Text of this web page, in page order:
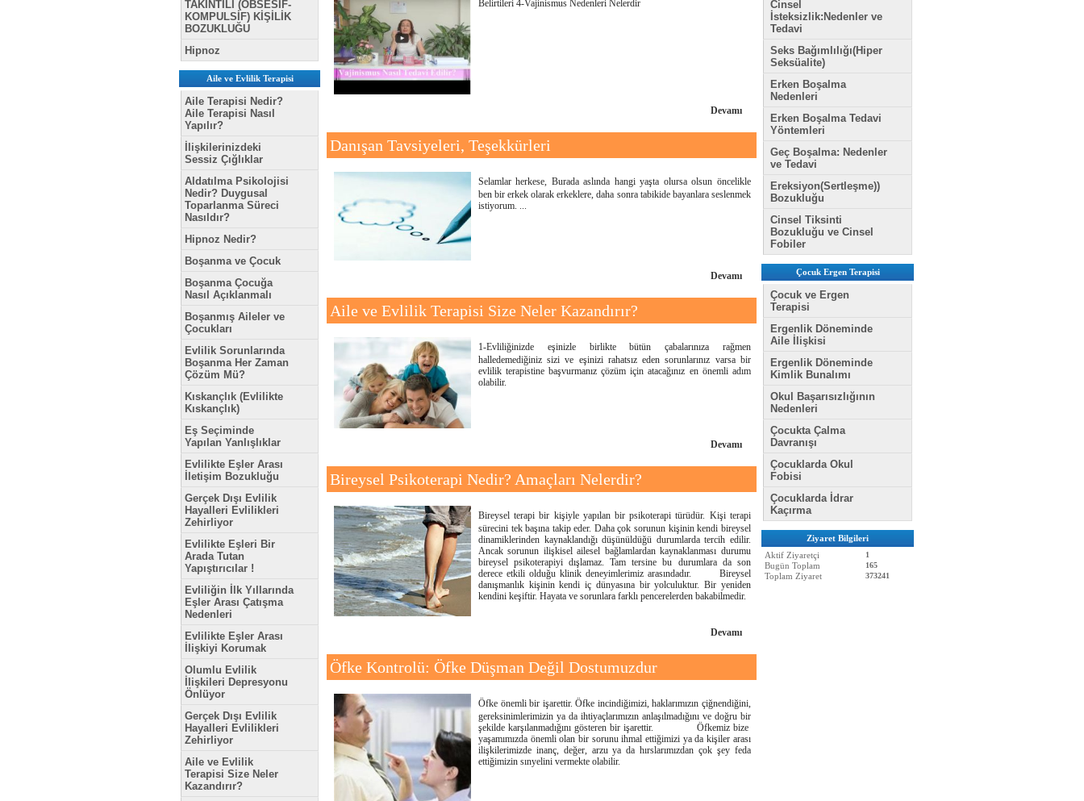
TAKINTILI (OBSESİF-
KOMPULSİF) KİŞİLİK
BOZUKLUĞU
Hipnoz
Aile ve Evlilik Terapisi
Aile Terapisi Nedir?
Aile Terapisi Nasıl
Yapılır?
İlişkilerinizdeki
Sessiz Çığlıklar
Aldatılma Psikolojisi
Nedir? Duygusal
Toparlanma Süreci
Nasıldır?
Hipnoz Nedir?
Boşanma ve Çocuk
Boşanma Çocuğa
Nasıl Açıklanmalı
Boşanmış Aileler ve
Çocukları
Evlilik Sorunlarında
Boşanma Her Zaman
Çözüm Mü?
Kıskançlık (Evlilikte
Kıskançlık)
Eş Seçiminde
Yapılan Yanlışlıklar
Evlilikte Eşler Arası
İletişim Bozukluğu
Gerçek Dışı Evlilik
Hayalleri Evlilikleri
Zehirliyor
Evlilikte Eşleri Bir
Arada Tutan
Yapıştırıcılar !
Evliliğin İlk Yıllarında
Eşler Arası Çatışma
Nedenleri
Evlilikte Eşler Arası
İlişkiyi Korumak
Olumlu Evlilik
İlişkileri Depresyonu
Önlüyor
Gerçek Dışı Evlilik
Hayalleri Evlilikleri
Zehirliyor
Aile ve Evlilik
Terapisi Size Neler
Kazandırır?
Belirtileri 4-Vajinismus Nedenleri Nelerdir
Devamı
Danışan Tavsiyeleri, Teşekkürleri
Selamlar herkese, Burada aslında hangi yaşta olursa olsun öncelikle
ben bir erkek olarak erkeklere, daha sonra tabikide bayanlara seslenmek
istiyorum. ...
Devamı
Aile ve Evlilik Terapisi Size Neler Kazandırır?
1-Evliliğinizde eşinizle birlikte bütün çabalarınıza rağmen
halledemediğiniz sizi ve eşinizi rahatsız eden sorunlarınız varsa bir
evlilik terapistine başvurmanız çözüm için atacağınız en önemli adım
olabilir.
Devamı
Bireysel Psikoterapi Nedir? Amaçları Nelerdir?
Bireysel terapi bir kişiyle yapılan bir psikoterapi türüdür. Kişi terapi
sürecini tek başına takip eder. Daha çok sorunun kişinin kendi bireysel
dinamiklerinden kaynaklandığı düşünüldüğü durumlarda tercih edilir.
Ancak sorunun ilişkisel ailesel bağlamlardan kaynaklanması durumu
bireysel psikoterapiyi dışlamaz. Tam tersine bu durumlara da son
derece etkili olduğu klinik deneyimlerimiz arasındadır. Bireysel
danışmanlık kişinin kendi iç dünyasına bir yolculuktur. Bir yeniden
kendini keşiftir. Hayata ve sorunlara farklı pencerelerden bakabilmedir.
Devamı
Öfke Kontrolü: Öfke Düşman Değil Dostumuzdur
Öfke önemli bir işarettir. Öfke incindiğimizi, haklarımızın çiğnendiğini,
gereksinimlerimizin ya da ihtiyaçlarımızın anlaşılmadığını ve doğru bir
şekilde karşılanmadığını gösteren bir işarettir. Öfkemiz bize
yaşamımızda önemli olan bir sorunu ihmal ettiğimizi ya da kişiler arası
ilişkilerimizde inanç, değer, arzu ya da hırslarımızdan çok şey feda
ettiğimizin sınyelini vermekte olabilir.
Cinsel
İsteksizlik:Nedenler ve
Tedavi
Seks Bağımlılığı(Hiper
Seksüalite)
Erken Boşalma
Nedenleri
Erken Boşalma Tedavi
Yöntemleri
Geç Boşalma: Nedenler
ve Tedavi
Ereksiyon(Sertleşme))
Bozukluğu
Cinsel Tiksinti
Bozukluğu ve Cinsel
Fobiler
Çocuk Ergen Terapisi
Çocuk ve Ergen
Terapisi
Ergenlik Döneminde
Aile İlişkisi
Ergenlik Döneminde
Kimlik Bunalımı
Okul Başarısızlığının
Nedenleri
Çocukta Çalma
Davranışı
Çocuklarda Okul
Fobisi
Çocuklarda İdrar
Kaçırma
Ziyaret Bilgileri
Aktif Ziyaretçi
1
Bugün Toplam 165
Toplam Ziyaret 373241